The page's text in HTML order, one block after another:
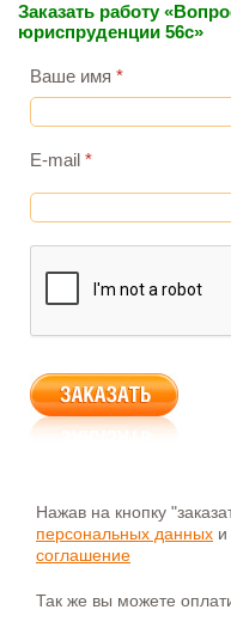
Заказать работу
юриспруденции 56с»
Ваше имя *
E-mail *
Нажав на кнопку
персональных данных
соглашение
Так же вы можете